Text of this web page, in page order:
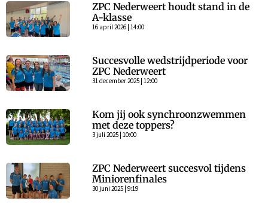
ZPC Nederweert houdt stand in de
A-klasse
16 april 2026 | 14:00
Succesvolle wedstrijdperiode voor
ZPC Nederweert
31 december 2025 | 12:00
Kom jij ook synchroonzwemmen
met deze toppers?
3 juli 2025 | 10:00
ZPC Nederweert succesvol tijdens
Miniorenfinales
30 juni 2025 | 9:19